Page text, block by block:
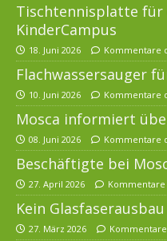
Tischtennisplatte für
KinderCampus
18. Juni 2026 Kommentare
Flachwassersauger
10. Juni 2026 Kommentare
Mosca informiert
08. Juni 2026 Kommentare
Beschäftigte bei
27. April 2026
Kein
27. März 2026